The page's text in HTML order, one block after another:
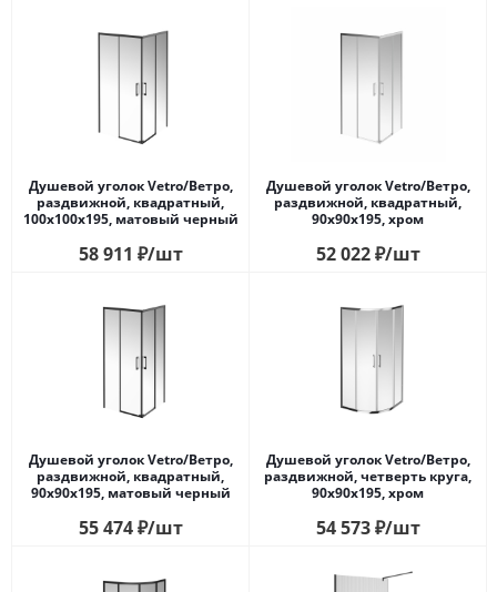
Душевой уголок Vetro/Ветро,
раздвижной, квадратный,
100х100х195, матовый черный
58 911 ₽/шт
Душевой уголок Vetro/Ветро,
раздвижной, квадратный,
90х90х195, хром
52 022₽/шт
Душевой уголок Vetro/Ветро,
раздвижной, квадратный,
90х90х195, матовый черный
55 474₽/шт
Душевой уголок Vetro/Ветро,
раздвижной, четверть круга,
90х90х195, хром
54 573₽/шт